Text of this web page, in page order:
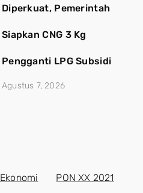
Diperkuat, Pemerintah
Siapkan CNG 3 Kg
Pengganti LPG Subsidi
Agustus 7, 2026
Ekonomi PON XX 2021